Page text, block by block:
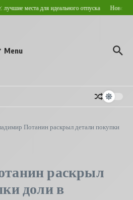
места для идеального отпуска
Menu
Потанин раскрыл детали покупки
раскрыл
доли в